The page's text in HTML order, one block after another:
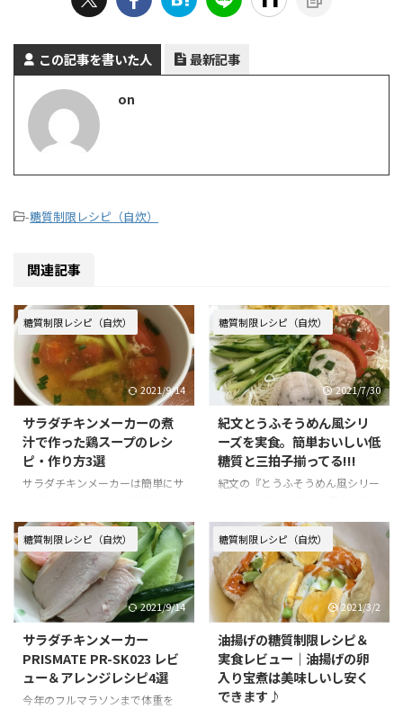
この記事を書いた人 最新記事
on
-糖質制限レシピ（自炊）
関連記事
糖質制限レシピ（自炊）
2021/9/14
サラダチキンメーカーの煮
汁で作った鶏スープのレシ
ピ・作り方3選
サラダチキンメーカーは簡単にサ
色んな味でサラダチキンを楽しん
でいますが、今回はじめてサラダ
チキンメーカーの鶏の煮汁を使っ
たスープを作ってみました。 →サ
ラダチキンメーカー PRISMATE
PR-SK023 レビュー＆アレンジレ
シピ4選 - OJIBU サラダチキンと
同様にスープもとても簡単に素早
く出来上がります。量としては、
1回の出汁で2杯分。 今回作って
みたのが以下の3つ。どれも鶏の
糖質制限レシピ（自炊）
2021/7/30
紀文とうふそうめん風シリ
ーズを実食。簡単おいしい低
糖質と三拍子揃ってる!!!
紀文の『とうふそうめん風シリー
名前からも分かる通り、豆腐の麺
です。 種類は以下の3種類。 とう
ふそうめん風ごまつゆで食べると
うふそうめん風卵とうふそうめん
風 糖質は、麺状とうふ6.5g~と低
糖質。 夏のお昼ごはん等にとっ
ても重宝する食材です♪ 公式サ
イト→とうふそうめん風シリーズ
｜紀文オンラインショップ 紀文
とうふそうめん風シリーズ実食
とうふそうめん風 栄養成分表示
糖質制限レシピ（自炊）
2021/9/14
サラダチキンメーカー
PRISMATE PR-SK023 レビ
ュー＆アレンジレシピ4選
今年のフルマラソンまで体重を
糖質制限レシピ（自炊）
2021/3/2
油揚げの糖質制限レシピ＆
実食レビュー｜油揚げの卵
入り宝煮は美味しいし安く
できます♪